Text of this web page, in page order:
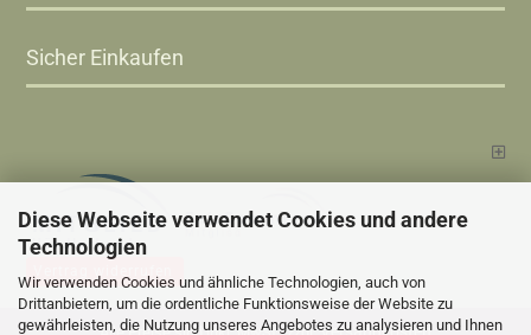
Diese Webseite verwendet Cookies und andere
Technologien
Wir verwenden Cookies und ähnliche Technologien, auch von
Drittanbietern, um die ordentliche Funktionsweise der Website zu
gewährleisten, die Nutzung unseres Angebotes zu analysieren und Ihnen
Sicher Einkaufen